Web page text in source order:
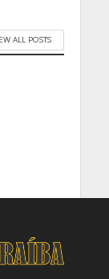
ALL POSTS